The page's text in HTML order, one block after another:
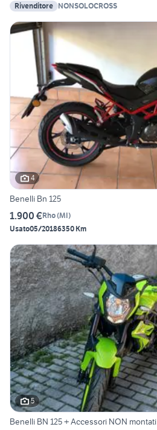
Rivenditore NONSOLOCROSS
4
Benelli Bn 125
1.900 €Rho(MI)
Usato05/20186350 Km
5
Benelli BN 125 + Accessori NON montati